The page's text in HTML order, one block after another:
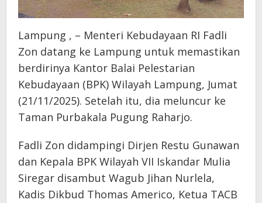
Lampung , – Menteri Kebudayaan RI Fadli
Zon datang ke Lampung untuk memastikan
berdirinya Kantor Balai Pelestarian
Kebudayaan (BPK) Wilayah Lampung, Jumat
(21/11/2025). Setelah itu, dia meluncur ke
Taman Purbakala Pugung Raharjo.
Fadli Zon didampingi Dirjen Restu Gunawan
dan Kepala BPK Wilayah VII Iskandar Mulia
Siregar disambut Wagub Jihan Nurlela,
Kadis Dikbud Thomas Americo, Ketua TACB